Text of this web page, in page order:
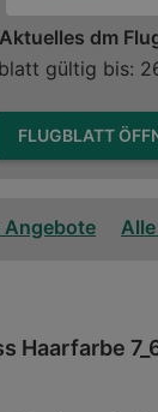
Aktuelles dm
gültig bis:
Haarfarbe